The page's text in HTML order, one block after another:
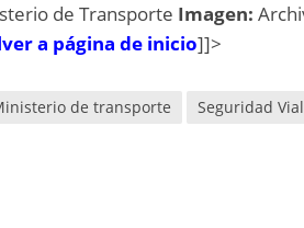
de Transporte Imagen:
a página de inicio]]>
de transporte Seguridad Vial